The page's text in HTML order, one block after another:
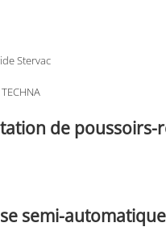
Stervac
A
de poussoirs-
semi-automatique